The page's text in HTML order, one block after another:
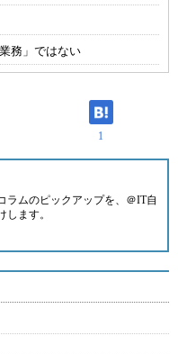
務」ではない
1
ムのピックアップを、 ＠IT自
します。